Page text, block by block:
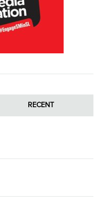
RECENT